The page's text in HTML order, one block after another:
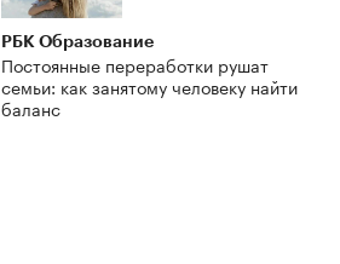
РБК Образование
Постоянные переработки рушат
семьи: как занятому человеку найти
баланс